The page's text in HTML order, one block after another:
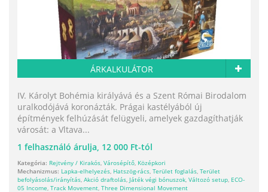
ÁRKALKULÁTOR
IV. Károlyt Bohémia királyává és a Szent Római Birodalom
uralkodójává koronázták. Prágai kastélyából új
építmények felhúzását felügyeli, amelyek gazdagíthatják
városát: a Vltava...
1 felhasználó árulja, 12 000 Ft-tól
Kategória: Rejtvény / Kirakós, Városépítő, Középkori
Mechanizmus: Lapka-elhelyezés, Hatszög-rács, Terület foglalás, Terület
befolyásolás/irányítás, Akció draftolás, Játék végi bónuszok, Változó setup, ECO-
05 Income, Track Movement, Three Dimensional Movement